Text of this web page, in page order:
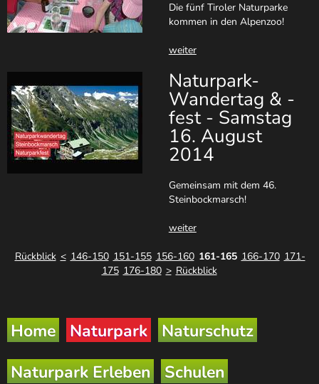
Die fünf Tiroler Naturparke
kommen in den Alpenzoo!
weiter
Naturpark-
Wandertag & -
fest - Samstag
16. August
2014
Gemeinsam mit dem 46.
Steinbockmarsch!
weiter
Rückblick < 146-150 151-155 156-160 161-165 166-170 171-
175 176-180 > Rückblick
Home Naturpark
Naturschutz
Naturpark Erleben
Schulen